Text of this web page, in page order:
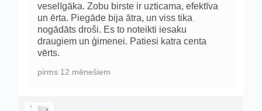
veselīgāka. Zobu birste ir uzticama, efektīva
un ērta. Piegāde bija ātra, un viss tika
nogādāts droši. Es to noteikti iesaku
draugiem un ģimenei. Patiesi katra centa
vērts.
pirms 12 mēnešiem